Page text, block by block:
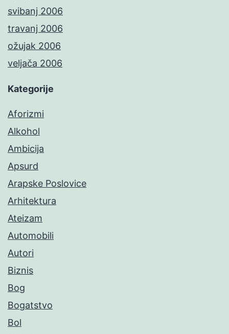
svibanj 2006
travanj 2006
ožujak 2006
veljača 2006
Kategorije
Aforizmi
Alkohol
Ambicija
Apsurd
Arapske Poslovice
Arhitektura
Ateizam
Automobili
Autori
Biznis
Bog
Bogatstvo
Bol